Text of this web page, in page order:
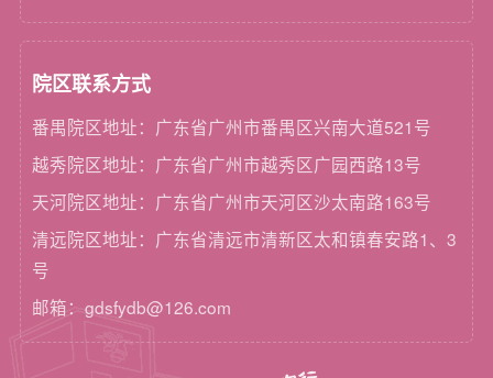
院区联系方式
番禺院区地址：广东省广州市番禺区兴南大道521号
越秀院区地址：广东省广州市越秀区广园西路13号
天河院区地址：广东省广州市天河区沙太南路163号
清远院区地址：广东省清远市清新区太和镇春安路1、3
号
邮箱：gdsfydb@126.com